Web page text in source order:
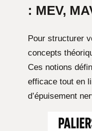
: MEV,
Pour structurer
concepts
Ces notions
efficace tout en
d’épuisement